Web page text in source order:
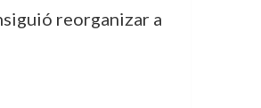
reorganizar a